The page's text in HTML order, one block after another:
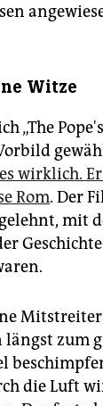
Witze
„The
wirklich.
Rom. Der
mit
längst zum
die Luft